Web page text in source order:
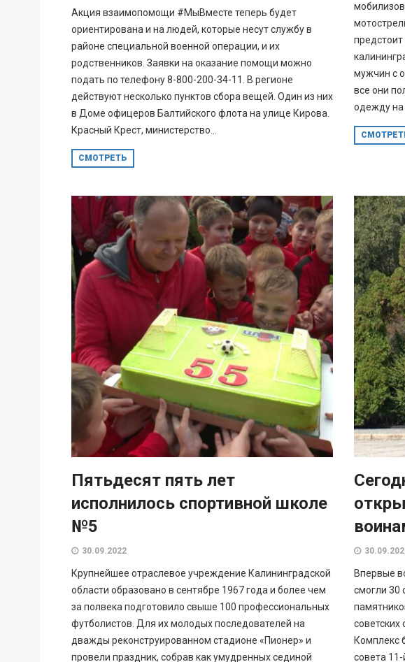
Акция взаимопомощи #МыВместе теперь будет
ориентирована и на людей, которые несут службу в
районе специальной военной операции, и их
родственников. Заявки на оказание помощи можно
подать по телефону 8-800-200-34-11. В регионе
действуют несколько пунктов сбора вещей. Один из них
в Доме офицеров Балтийского флота на улице Кирова.
Красный Крест, министерство...
СМОТРЕТЬ
мужчин с
все они
одежду на
Пятьдесят пять лет
исполнилось спортивной школе
№5
30.09.2022
Крупнейшее отраслевое учреждение Калининградской
области образовано в сентябре 1967 года и более чем
за полвека подготовило свыше 100 профессиональных
футболистов. Для их молодых последователей на
дважды реконструированном стадионе «Пионер» и
провели праздник, собрав как умудренных сединой
Впервые
смогли 30
советских
Комплекс
совета